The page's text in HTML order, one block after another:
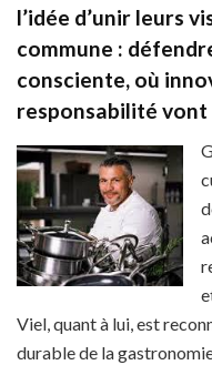
l’idée d’unir leurs
commune :
consciente, où
responsabilité vont
Viel, quant à lui, est
durable de la